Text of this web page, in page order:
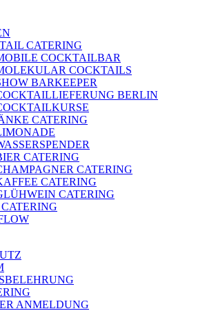
CATERING
COCKTAILBAR
COCKTAILS
BARKEEPER
BERLIN
CATERING
CATERING
CATERING
CATERING
CATERING
ANMELDUNG